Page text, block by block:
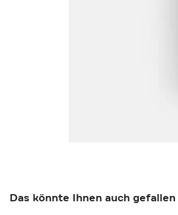
Das könnte Ihnen auch gefallen